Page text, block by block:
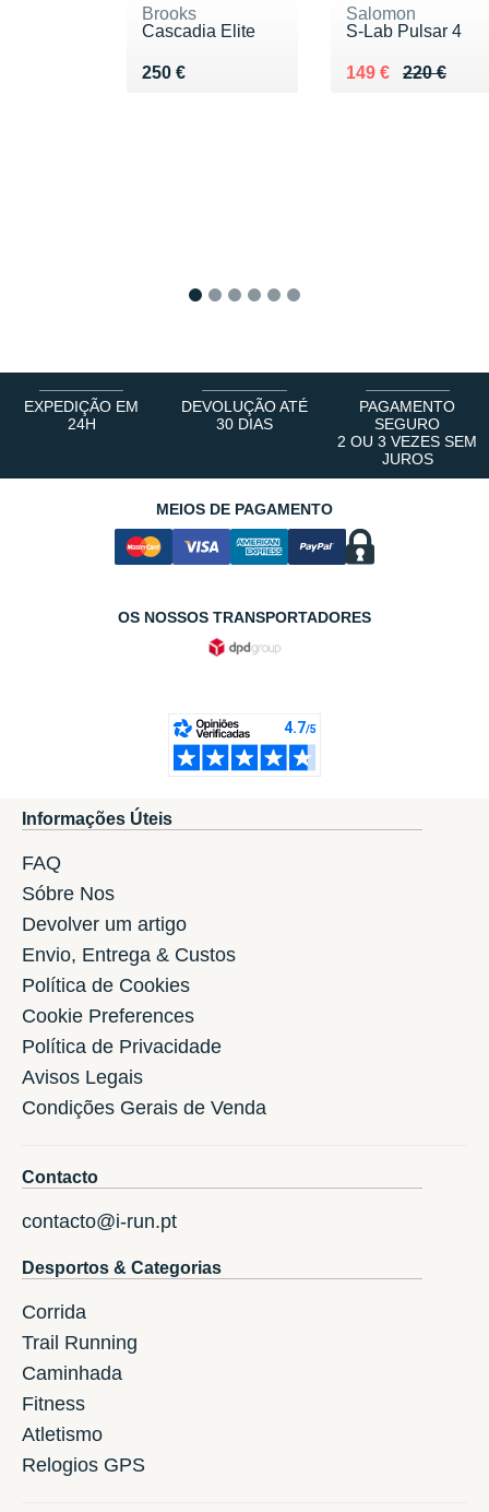
Brooks
Cascadia Elite
250 €
Vendu 250 €
Salomon
S-Lab Pulsar 4
220 €
Au lieu de 220 €
149 €
Vendu 149 €
EXPEDIÇÃO EM
24H
DEVOLUÇÃO ATÉ
30 DIAS
PAGAMENTO
SEGURO
2 OU 3 VEZES SEM
JUROS
MEIOS DE PAGAMENTO
OS NOSSOS TRANSPORTADORES
Informações Úteis
FAQ
Sóbre Nos
Devolver um artigo
Envio, Entrega & Custos
Política de Cookies
Cookie Preferences
Política de Privacidade
Avisos Legais
Condições Gerais de Venda
Contacto
contacto@i-run.pt
Desportos & Categorias
Corrida
Trail Running
Caminhada
Fitness
Atletismo
Relogios GPS